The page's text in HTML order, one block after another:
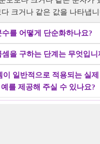
줄입니다. 즉, 84/30 = 14/5
의 가분수 곱셈을 구합니다. 7.
모를 곱합니다. 즉, 18 × 10
입니다. 즉, 180/28 = 45/7
7= 45/7의 분수 곱셈.
다 크거나 같은 값을 나타냅
수를 어떻게 단순화하나요?
셈을 구하는 단계는 무엇입니
이 일반적으로 적용되는 실제
예를 제공해 주실 수 있나요?